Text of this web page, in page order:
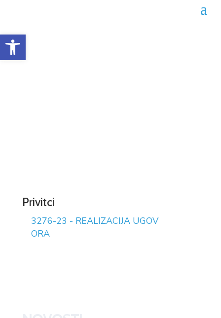
Open toolbar
Privitci
3276-23 - REALIZACIJA UGOV
ORA